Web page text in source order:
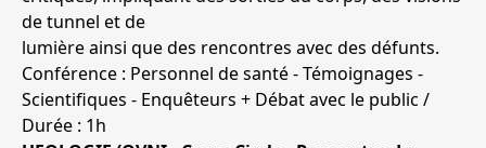
de tunnel et de
lumière ainsi que des rencontres avec des défunts.
Conférence : Personnel de santé - Témoignages -
Scientifiques - Enquêteurs + Débat avec le public /
Durée : 1h